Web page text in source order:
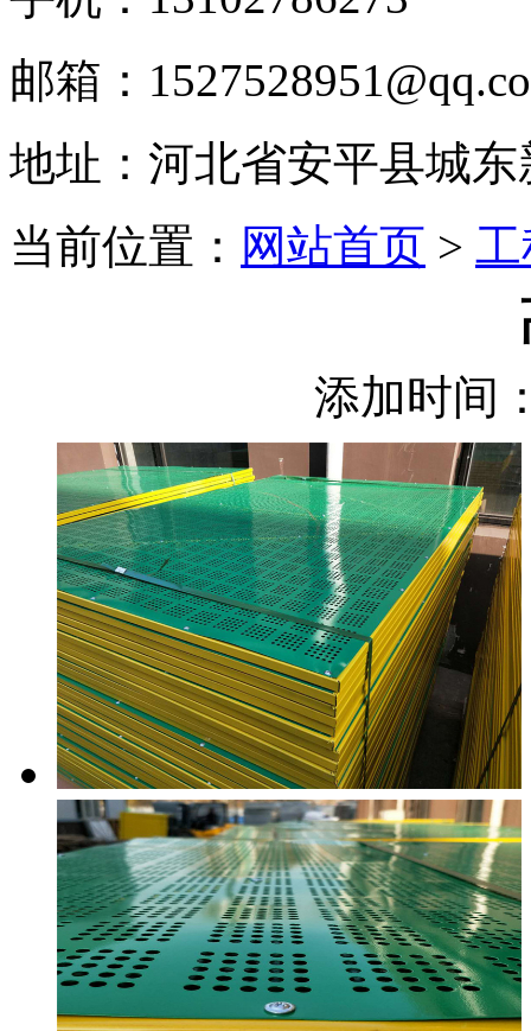
邮箱：
地址：河北省安平县城
当前位置： 网站首页 >
添加时间